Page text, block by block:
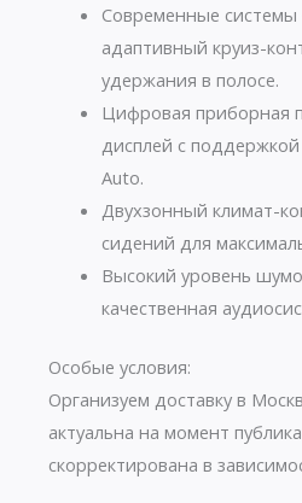
Современные системы
адаптивный круиз-
удержания в полосе.
Цифровая приборная
дисплей с
Auto.
Двухзонный климат-
сидений для
Высокий уровень
качественная
Особые условия:
Организуем доставку в
актуальна на момент
скорректирована в